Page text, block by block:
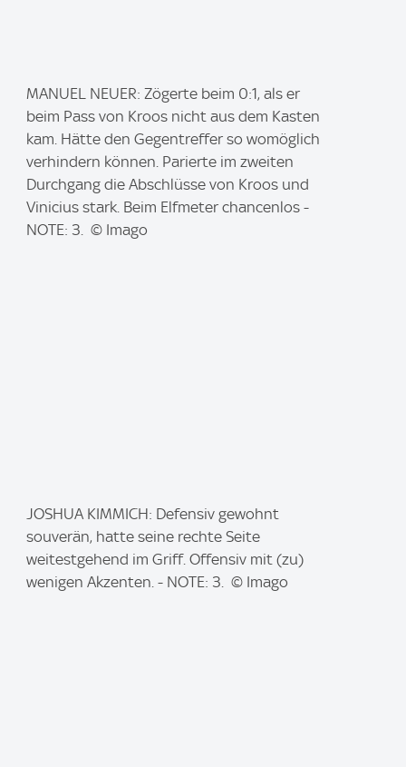
m
MANUEL NEUER: Zögerte beim 0:1, als er
beim Pass von Kroos nicht aus dem Kasten
kam. Hätte den Gegentreffer so womöglich
verhindern können. Parierte im zweiten
Durchgang die Abschlüsse von Kroos und
Vinicius stark. Beim Elfmeter chancenlos -
NOTE: 3. © Imago
m
JOSHUA KIMMICH: Defensiv gewohnt
souverän, hatte seine rechte Seite
weitestgehend im Griff. Offensiv mit (zu)
wenigen Akzenten. - NOTE: 3. © Imago